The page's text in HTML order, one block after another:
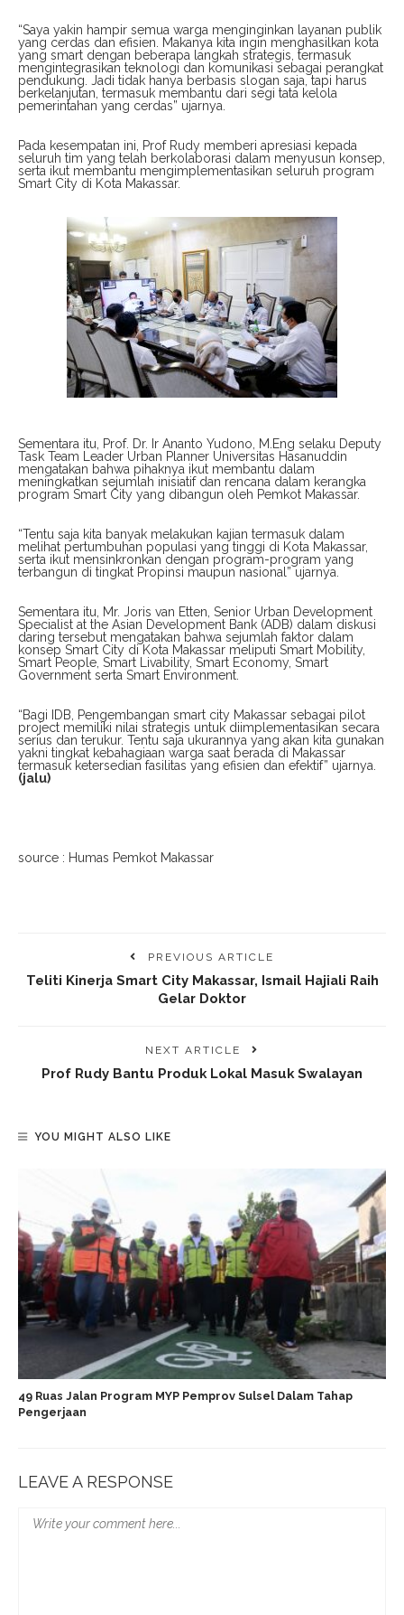
“Saya yakin hampir semua warga menginginkan layanan publik
yang cerdas dan efisien. Makanya kita ingin menghasilkan kota
yang smart dengan beberapa langkah strategis, termasuk
mengintegrasikan teknologi dan komunikasi sebagai perangkat
pendukung. Jadi tidak hanya berbasis slogan saja, tapi harus
berkelanjutan, termasuk membantu dari segi tata kelola
pemerintahan yang cerdas” ujarnya.
Pada kesempatan ini, Prof Rudy memberi apresiasi kepada
seluruh tim yang telah berkolaborasi dalam menyusun konsep,
serta ikut membantu mengimplementasikan seluruh program
Smart City di Kota Makassar.
Sementara itu, Prof. Dr. Ir Ananto Yudono, M.Eng selaku Deputy
Task Team Leader Urban Planner Universitas Hasanuddin
mengatakan bahwa pihaknya ikut membantu dalam
meningkatkan sejumlah inisiatif dan rencana dalam kerangka
program Smart City yang dibangun oleh Pemkot Makassar.
“Tentu saja kita banyak melakukan kajian termasuk dalam
melihat pertumbuhan populasi yang tinggi di Kota Makassar,
serta ikut mensinkronkan dengan program-program yang
terbangun di tingkat Propinsi maupun nasional” ujarnya.
Sementara itu, Mr. Joris van Etten, Senior Urban Development
Specialist at the Asian Development Bank (ADB) dalam diskusi
daring tersebut mengatakan bahwa sejumlah faktor dalam
konsep Smart City di Kota Makassar meliputi Smart Mobility,
Smart People, Smart Livability, Smart Economy, Smart
Government serta Smart Environment.
“Bagi IDB, Pengembangan smart city Makassar sebagai pilot
project memiliki nilai strategis untuk diimplementasikan secara
serius dan terukur. Tentu saja ukurannya yang akan kita gunakan
yakni tingkat kebahagiaan warga saat berada di Makassar
termasuk ketersedian fasilitas yang efisien dan efektif” ujarnya.
(jalu)
source : Humas Pemkot Makassar
PREVIOUS ARTICLE
Teliti Kinerja Smart City Makassar, Ismail Hajiali Raih
Gelar Doktor
NEXT ARTICLE
Prof Rudy Bantu Produk Lokal Masuk Swalayan
YOU MIGHT ALSO LIKE
49 Ruas Jalan Program MYP Pemprov Sulsel Dalam Tahap
Pengerjaan
LEAVE A RESPONSE